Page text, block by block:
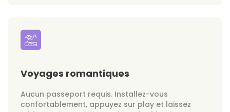
Voyages romantiques
Aucun passeport requis. Installez-vous
confortablement, appuyez sur play et laissez